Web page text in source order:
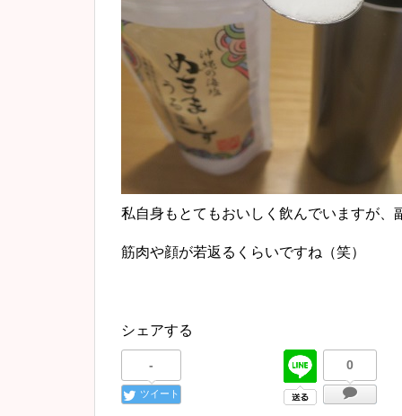
私自身もとてもおいしく飲んでいますが、
筋肉や顔が若返るくらいですね（笑）
シェアする
-
ツイート
0